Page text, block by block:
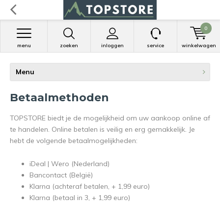
zoeken inloggen
menu service winkelwagen
0
Menu
Betaalmethoden
TOPSTORE biedt je de mogelijkheid om uw aankoop online af
te handelen. Online betalen is veilig en erg gemakkelijk. Je
hebt de volgende betaalmogelijkheden:
iDeal | Wero (Nederland)
Bancontact (België)
Klarna (achteraf betalen, + 1,99 euro)
Klarna (betaal in 3, + 1,99 euro)